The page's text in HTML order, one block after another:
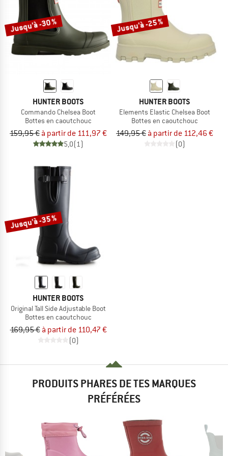
Jusqu'à -30 %
HUNTER BOOTS
Commando Chelsea Boot
Bottes en caoutchouc
159,95 € à partir de 111,97 €
5,0(1)
Jusqu'à -25 %
HUNTER BOOTS
Elements Elastic Chelsea Boot
Bottes en caoutchouc
149,95 € à partir de 112,46 €
(0)
Jusqu'à -35 %
HUNTER BOOTS
Original Tall Side Adjustable Boot
Bottes en caoutchouc
169,95 € à partir de 110,47 €
(0)
PRODUITS PHARES DE TES MARQUES
PRÉFÉRÉES